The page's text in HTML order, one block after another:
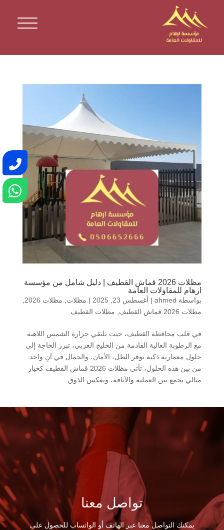
مظلات 2026 قماش القطيف | دليل شامل من مؤسسة
ارهام للمقاولات العامة
بواسطة ahmed
| أغسطس 23, 2025 | مظلات, مظلات 2026
,
مظلات 2026 قماش القطيف
, مظلات القطيف
في قلب محافظة القطيف، حيث تلتقي حرارة الشمس اللاهبة
مع الرطوبة العالية القادمة من الخليج العربي، تبرز الحاجة إلى
حلول معمارية ذكية توفر الظل، الأمان، والجمال في آنٍ واحد.
من بين هذه الحلول، تأتي مظلات 2026 قماش القطيف كخيار
مثالي يجمع بين العملية والأناقة، ويعكس الذوق...
تواصل معنا
يمكنك التواصل معنا عبر الهاتف أو الواتساب للحصول على